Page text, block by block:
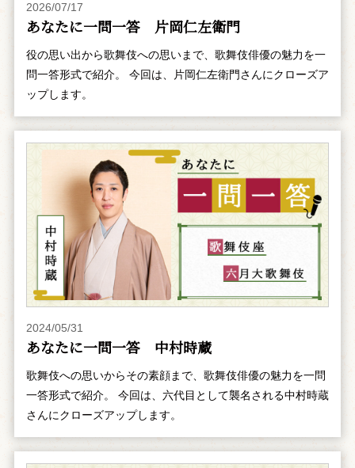
2026/07/17
あなたに一問一答 片岡仁左衛門
役の思い出から歌舞伎への思いまで、歌舞伎俳優の魅力を一
問一答形式で紹介。 今回は、片岡仁左衛門さんにクローズア
ップします。
2024/05/31
あなたに一問一答 中村時蔵
歌舞伎への思いからその素顔まで、歌舞伎俳優の魅力を一問
一答形式で紹介。 今回は、六代目として襲名される中村時蔵
さんにクローズアップします。